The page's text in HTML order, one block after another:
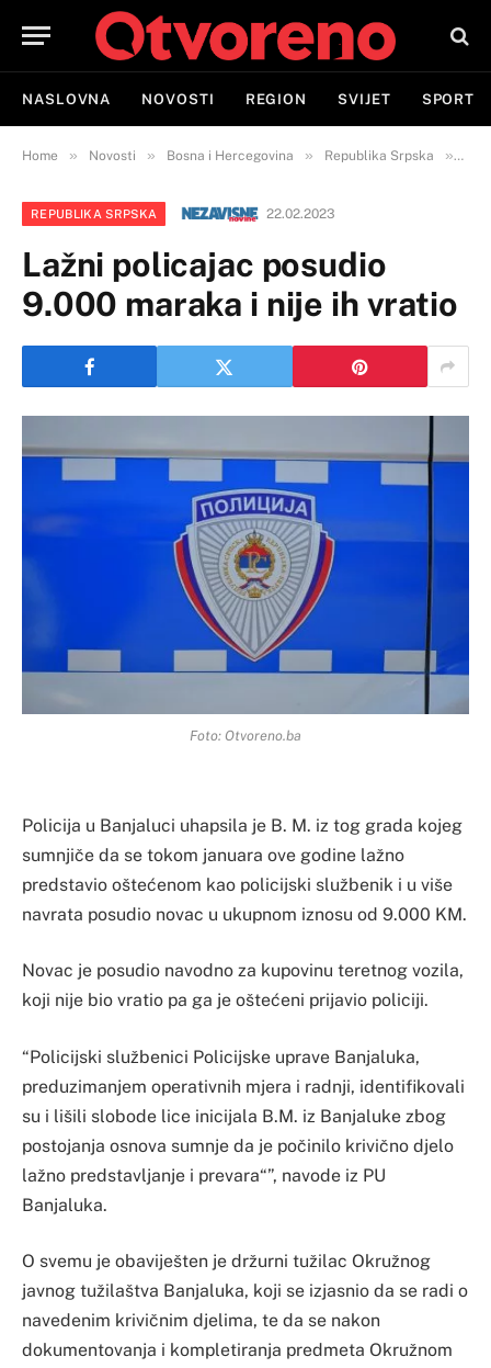
NASLOVNA NOVOSTI REGION SVIJET SPORT
Home » Novosti » Bosna i Hercegovina » Republika Srpska »
REPUBLIKA SRPSKA 22.02.2023
Lažni policajac posudio
9.000 maraka i nije ih vratio
Foto: Otvoreno.ba
Policija u Banjaluci uhapsila je B. M. iz tog grada kojeg
sumnjiče da se tokom januara ove godine lažno
predstavio oštećenom kao policijski službenik i u više
navrata posudio novac u ukupnom iznosu od 9.000 KM.
Novac je posudio navodno za kupovinu teretnog vozila,
koji nije bio vratio pa ga je oštećeni prijavio policiji.
“Policijski službenici Policijske uprave Banjaluka,
preduzimanjem operativnih mjera i radnji, identifikovali
su i lišili slobode lice inicijala B.M. iz Banjaluke zbog
postojanja osnova sumnje da je počinilo krivično djelo
lažno predstavljanje i prevara“”, navode iz PU
Banjaluka.
O svemu je obaviješten je držurni tužilac Okružnog
javnog tužilaštva Banjaluka, koji se izjasnio da se radi o
navedenim krivičnim djelima, te da se nakon
dokumentovanja i kompletiranja predmeta Okružnom